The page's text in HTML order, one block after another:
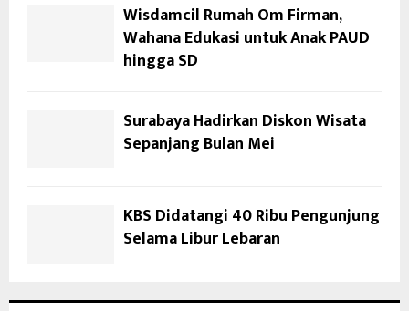
Wisdamcil Rumah Om Firman,
Wahana Edukasi untuk Anak PAUD
hingga SD
Surabaya Hadirkan Diskon Wisata
Sepanjang Bulan Mei
KBS Didatangi 40 Ribu Pengunjung
Selama Libur Lebaran